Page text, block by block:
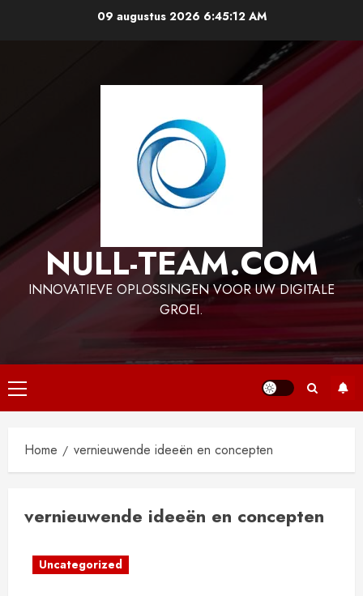
09 augustus 2026 6:45:13 AM
NULL-TEAM.COM
INNOVATIEVE OPLOSSINGEN VOOR UW DIGITALE
GROEI.
Primair
menu
Home vernieuwende ideeën en concepten
vernieuwende ideeën en concepten
Uncategorized